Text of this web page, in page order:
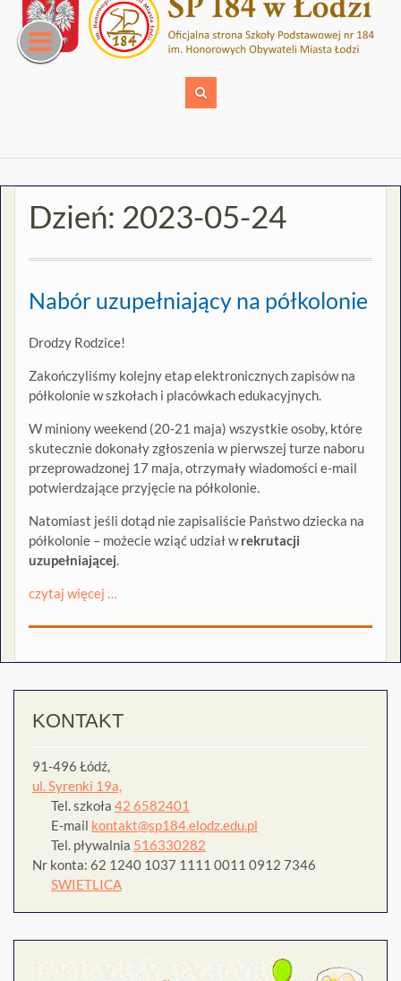
content
Dzień: 2023-05-24
Nabór uzupełniający na półkolonie
Drodzy Rodzice!
Zakończyliśmy kolejny etap elektronicznych zapisów na
półkolonie w szkołach i placówkach edukacyjnych.
W miniony weekend (20-21 maja) wszystkie osoby, które
skutecznie dokonały zgłoszenia w pierwszej turze naboru
przeprowadzonej 17 maja, otrzymały wiadomości e-mail
potwierdzające przyjęcie na półkolonie.
Natomiast jeśli dotąd nie zapisaliście Państwo dziecka na
półkolonie – możecie wziąć udział wrekrutacji
uzupełniającej.
czytaj więcej …
KONTAKT
91-496 Łódź,
ul. Syrenki 19a,
Tel. szkoła 42 6582401
E-mail kontakt@sp184.elodz.edu.pl
Tel. pływalnia 516330282
Nr konta: 62 1240 1037 1111 0011 0912 7346
SWIETLICA